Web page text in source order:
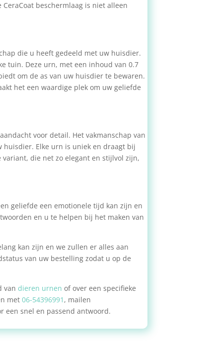
beschermlaag is niet alleen
die u heeft gedeeld met uw huisdier.
tuin. Deze urn, met een inhoud van 0.7
om de as van uw huisdier te bewaren.
het een waardige plek om uw geliefde
voor detail. Het vakmanschap van
Elke urn is uniek en draagt bij
die net zo elegant en stijlvol zijn,
geliefde een emotionele tijd kan zijn en
en u te helpen bij het maken van
kan zijn en we zullen er alles aan
van uw bestelling zodat u op de
van dieren urnen of over een specifieke
met 06-54396991 , mailen
een snel en passend antwoord.